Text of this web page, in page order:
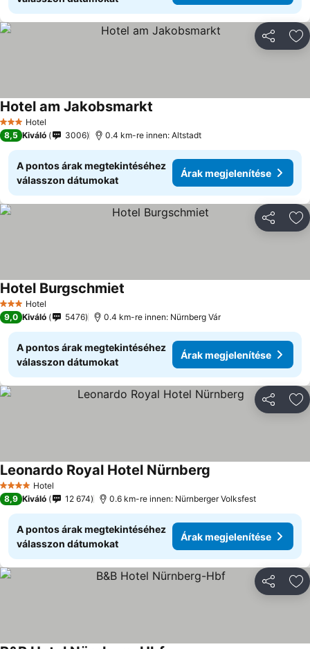
3 Kategória
Hotel
Hotel am Jakobsmarkt
8,5 Kiváló 3006 0.4 km-re innen: Altstadt
A pontos árak megtekintéséhez
válasszon dátumokat
Árak megjelenítése
3 Kategória
Hotel
Hotel Burgschmiet
9,0 Kiváló 5476 0.4 km-re innen: Nürnberg Vár
A pontos árak megtekintéséhez
válasszon dátumokat
Árak megjelenítése
4 KategóriaHotel
Leonardo Royal Hotel Nürnberg
8,9 Kiváló 12 674 0.6 km-re innen: Nürnberger Volksfest
A pontos árak megtekintéséhez
válasszon dátumokat
Árak megjelenítése